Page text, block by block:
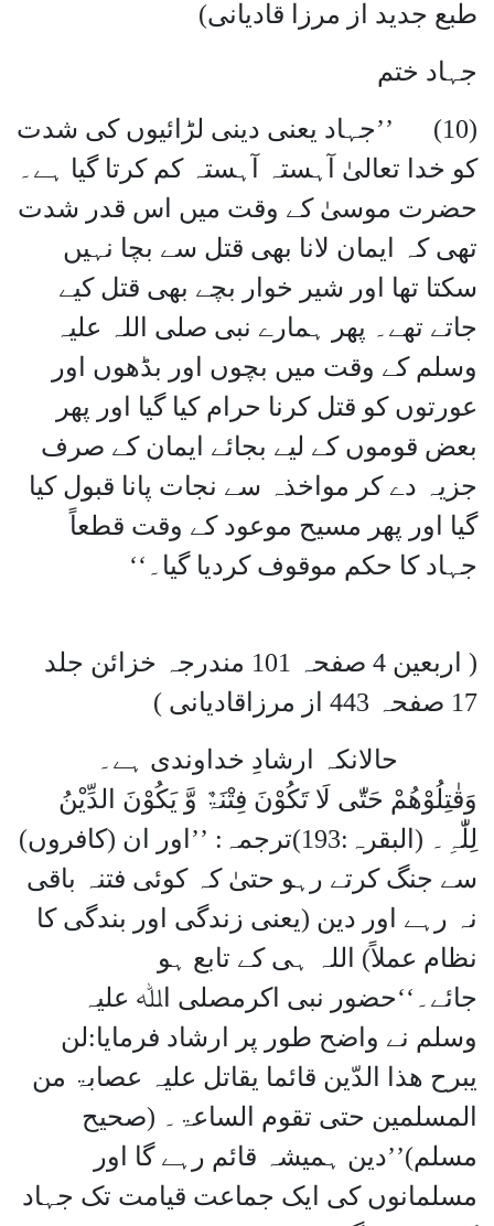
طبع جدید از مرزا قادیانی)
جہاد ختم
(10) ’’جہاد یعنی دینی لڑائیوں کی شدت
کو خدا تعالیٰ آہستہ آہستہ کم کرتا گیا ہے۔
حضرت موسیٰ کے وقت میں اس قدر شدت
تھی کہ ایمان لانا بھی قتل سے بچا نہیں
سکتا تھا اور شیر خوار بچے بھی قتل کیے
جاتے تھے۔ پھر ہمارے نبی صلی اللہ علیہ
وسلم کے وقت میں بچوں اور بڈھوں اور
عورتوں کو قتل کرنا حرام کیا گیا اور پھر
بعض قوموں کے لیے بجائے ایمان کے صرف
جزیہ دے کر مواخذہ سے نجات پانا قبول کیا
گیا اور پھر مسیح موعود کے وقت قطعاً
جہاد کا حکم موقوف کردیا گیا۔‘‘
( اربعین 4 صفحہ 101 مندرجہ خزائن جلد
17 صفحہ 443 از مرزاقادیانی )
حالانکہ ارشادِ خداوندی ہے۔
وَقٰتِلُوْھُمْ حَتّٰی لَا تَکُوْنَ فِتْنَۃٌ وَّ یَکُوْنَ الدِّیْنُ
لِلّٰہِ۔ (البقرہ:193)ترجمہ: ’’اور ان (کافروں)
سے جنگ کرتے رہو حتیٰ کہ کوئی فتنہ باقی
نہ رہے اور دین (یعنی زندگی اور بندگی کا
نظام عملاً) اللہ ہی کے تابع ہو
جائے۔‘‘حضور نبی اکرمصلی اﷲ علیہ
وسلم نے واضح طور پر ارشاد فرمایا:لن
یبرح ھذا الدّین قائما یقاتل علیہ عصابۃ من
المسلمین حتی تقوم الساعۃ۔ (صحیح
مسلم)’’دین ہمیشہ قائم رہے گا اور
مسلمانوں کی ایک جماعت قیامت تک جہاد